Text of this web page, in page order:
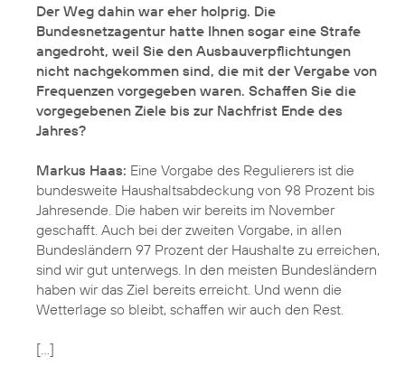
Der Weg dahin war eher holprig. Die
Bundesnetzagentur hatte Ihnen sogar eine Strafe
angedroht, weil Sie den Ausbauverpflichtungen
nicht nachgekommen sind, die mit der Vergabe von
Frequenzen vorgegeben waren. Schaffen Sie die
vorgegebenen Ziele bis zur Nachfrist Ende des
Jahres?
Markus Haas: Eine Vorgabe des Regulierers ist die
bundesweite Haushaltsabdeckung von 98 Prozent bis
Jahresende. Die haben wir bereits im November
geschafft. Auch bei der zweiten Vorgabe, in allen
Bundesländern 97 Prozent der Haushalte zu erreichen,
sind wir gut unterwegs. In den meisten Bundesländern
haben wir das Ziel bereits erreicht. Und wenn die
Wetterlage so bleibt, schaffen wir auch den Rest.